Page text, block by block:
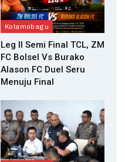
Kotamobagu
Leg II Semi Final TCL, ZM
FC Bolsel Vs Burako
Alason FC Duel Seru
Menuju Final